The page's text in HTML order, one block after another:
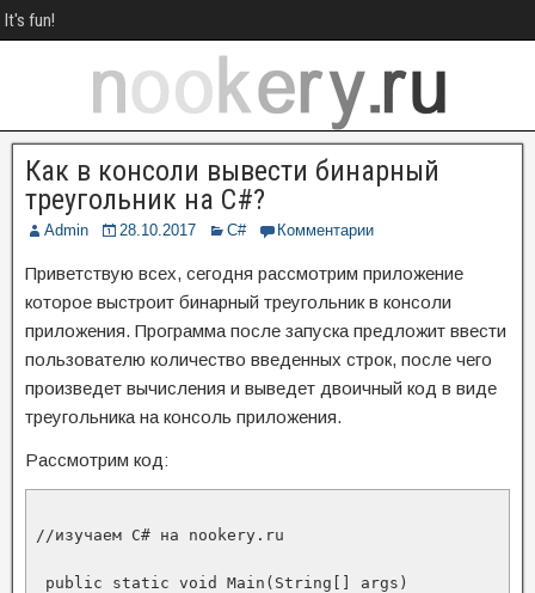
It's fun!
Как в консоли вывести бинарный
треугольник на C#?
Admin 28.10.2017 C# Комментарии
Приветствую всех, сегодня рассмотрим приложение
которое выстроит бинарный треугольник в консоли
приложения. Программа после запуска предложит ввести
пользователю количество введенных строк, после чего
произведет вычисления и выведет двоичный код в виде
треугольника на консоль приложения.
Рассмотрим код:
//изучаем C# на nookery.ru
public static void Main(String[] args)